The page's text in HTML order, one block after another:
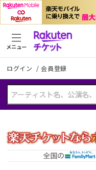
ログイン /会員登録
メニュー